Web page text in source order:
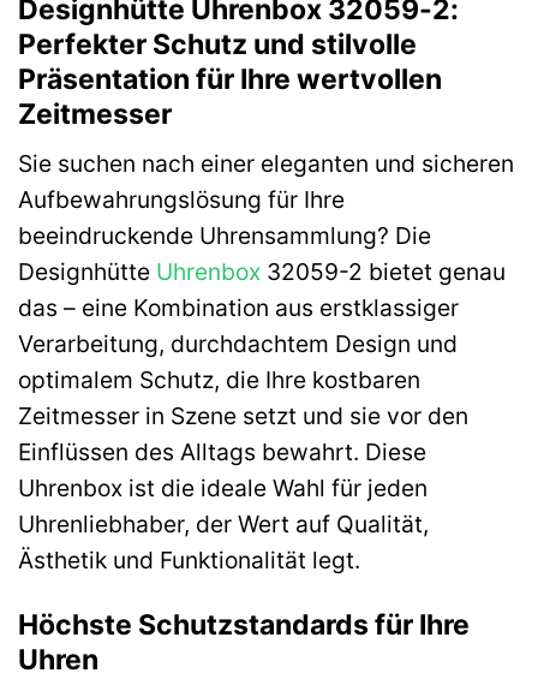
Designhütte Uhrenbox 32059-2:
Perfekter Schutz und stilvolle
Präsentation für Ihre wertvollen
Zeitmesser
Sie suchen nach einer eleganten und sicheren
Aufbewahrungslösung für Ihre
beeindruckende Uhrensammlung? Die
Designhütte Uhrenbox 32059-2 bietet genau
das – eine Kombination aus erstklassiger
Verarbeitung, durchdachtem Design und
optimalem Schutz, die Ihre kostbaren
Zeitmesser in Szene setzt und sie vor den
Einflüssen des Alltags bewahrt. Diese
Uhrenbox ist die ideale Wahl für jeden
Uhrenliebhaber, der Wert auf Qualität,
Ästhetik und Funktionalität legt.
Höchste Schutzstandards für Ihre
Uhren